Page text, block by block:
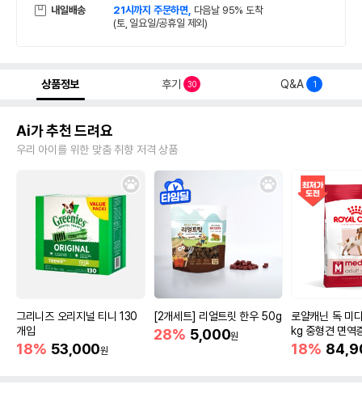
내일배송 21시까지 주문하면, 다음날 95% 도착
(토, 일요일/공휴일 제외)
상품정보 후기 30 Q&A 1
Ai가 추천 드려요
우리 아이를 위한 맞춤 취향 저격 상품
그리니즈 오리지널 티니 130
개입
18% 53,000원
[2개세트] 리얼트릿 한우 50g
28% 5,000원
로얄캐닌 독 미
kg 중형견 면역
18%